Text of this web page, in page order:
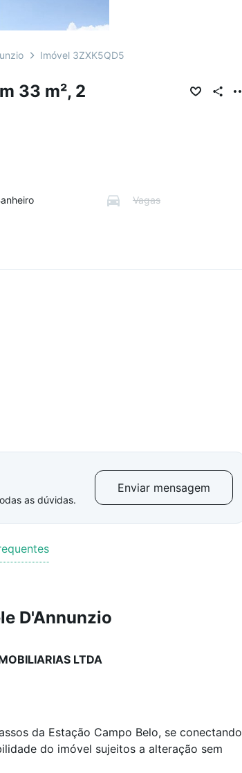
Imóvel 3ZXK5QD5
33 m², 2
Vagas
as dúvidas.
Enviar mensagem
D'Annunzio
LTDA
da Estação Campo Belo, se conectando
do imóvel sujeitos a alteração sem